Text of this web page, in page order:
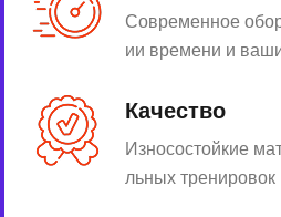
Современное
ии времени и
Качество
Износостойкие
льных тренировок